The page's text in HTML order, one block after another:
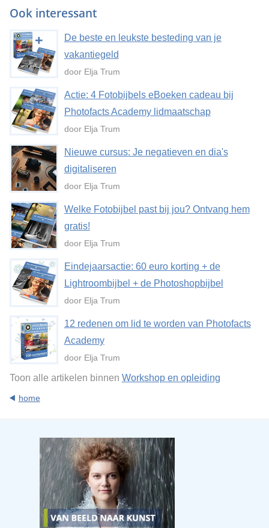
Ook interessant
De beste en leukste besteding van je
vakantiegeld
door Elja Trum
Actie: 4 Fotobijbels eBoeken cadeau bij
Photofacts Academy lidmaatschap
door Elja Trum
Nieuwe cursus: Je negatieven en dia's
digitaliseren
door Elja Trum
Welke Fotobijbel past bij jou? Ontvang hem
gratis!
door Elja Trum
Eindejaarsactie: 60 euro korting + de
Lightroombijbel + de Photoshopbijbel
door Elja Trum
12 redenen om lid te worden van Photofacts
Academy
door Elja Trum
Toon alle artikelen binnen Workshop en opleiding
home